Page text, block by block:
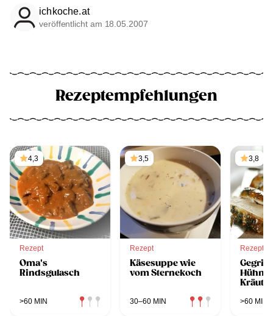
ichkoche.at
veröffentlicht am 18.05.2007
Rezeptempfehlungen
4,3
Rezept
Oma's
Rindsgulasch
>60 MIN
3,5
Rezept
Käsesuppe wie
vom Sternekoch
30–60 MIN
3,8
Rezept
>60 MIN